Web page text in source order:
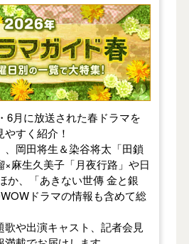
ラマガイド
6月に放送された春ドラマを
すく紹介！
、岡田将生＆染谷将太「田鎖
×麻生久美子「月夜行路」や日
か、「あきない世傳 金と銀
ドラマの情報も含めて総
歌や出演キャスト、記者会見